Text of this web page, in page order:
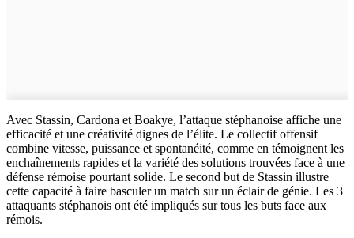
Avec Stassin, Cardona et Boakye, l’attaque stéphanoise affiche une
efficacité et une créativité dignes de l’élite. Le collectif offensif
combine vitesse, puissance et spontanéité, comme en témoignent les
enchaînements rapides et la variété des solutions trouvées face à une
défense rémoise pourtant solide. Le second but de Stassin illustre
cette capacité à faire basculer un match sur un éclair de génie. Les 3
attaquants stéphanois ont été impliqués sur tous les buts face aux
rémois.